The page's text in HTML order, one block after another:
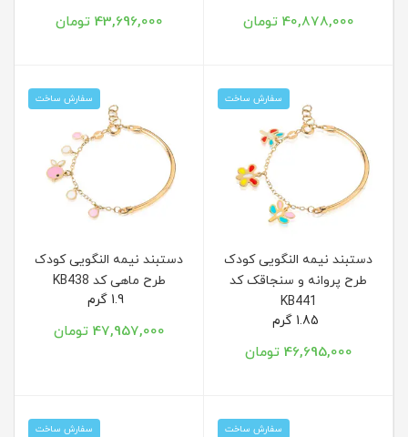
40,878,000 تومان 43,696,000 تومان
سفارش ساخت
دستبند نیمه النگویی کودک
طرح پروانه و سنجاقک کد
KB441
46,695,000 تومان
سفارش ساخت
دستبند نیمه النگویی کودک
طرح ماهی کد KB438
47,957,000 تومان
سفارش ساخت سفارش ساخت